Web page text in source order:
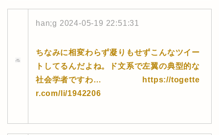
han;g 2024-05-19 22:51:31
ちなみに相変わらず凝りもせずこんなツイー
トしてるんだよね。ド文系で左翼の典型的な
社会学者ですわ… https://togette
r.com/li/1942206